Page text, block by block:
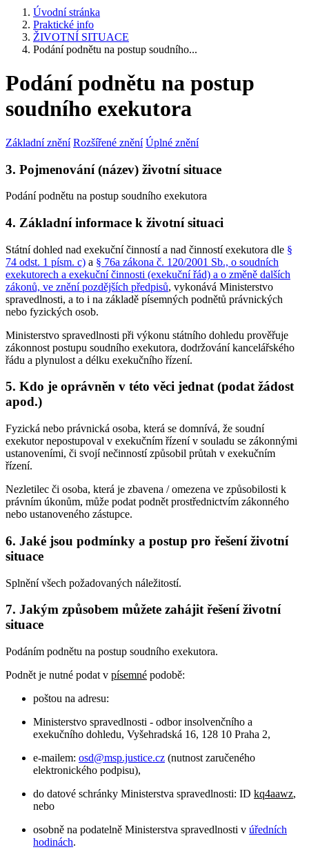
Úvodní stránka
Praktické info
ŽIVOTNÍ SITUACE
Podání podnětu na postup soudního...
Podání podnětu na postup
soudního exekutora
Základní znění Rozšířené znění Úplné znění
3. Pojmenování (název) životní situace
Podání podnětu na postup soudního exekutora
4. Základní informace k životní situaci
Státní dohled nad exekuční činností a nad činností exekutora dle §
74 odst. 1 písm. c) a § 76a zákona č. 120/2001 Sb., o soudních
exekutorech a exekuční činnosti (exekuční řád) a o změně dalších
zákonů, ve znění pozdějších předpisů, vykonává Ministerstvo
spravedlnosti, a to i na základě písemných podnětů právnických
nebo fyzických osob.
Ministerstvo spravedlnosti při výkonu státního dohledu prověřuje
zákonnost postupu soudního exekutora, dodržování kancelářského
řádu a plynulost a délku exekučního řízení.
5. Kdo je oprávněn v této věci jednat (podat žádost
apod.)
Fyzická nebo právnická osoba, která se domnívá, že soudní
exekutor nepostupoval v exekučním řízení v souladu se zákonnými
ustanoveními, či svojí nečinností způsobil průtah v exekučním
řízení.
Nezletilec či osoba, která je zbavena / omezena ve způsobilosti k
právním úkonům, může podat podnět prostřednictvím zákonného
nebo ustanoveného zástupce.
6. Jaké jsou podmínky a postup pro řešení životní
situace
Splnění všech požadovaných náležitostí.
7. Jakým způsobem můžete zahájit řešení životní
situace
Podáním podnětu na postup soudního exekutora.
Podnět je nutné podat v písemné podobě:
poštou na adresu:
Ministerstvo spravedlnosti - odbor insolvenčního a
exekučního dohledu, Vyšehradská 16, 128 10 Praha 2,
e-mailem: osd@msp.justice.cz (nutnost zaručeného
elektronického podpisu),
do datové schránky Ministerstva spravedlnosti: ID kq4aawz,
nebo
osobně na podatelně Ministerstva spravedlnosti v úředních
hodinách.